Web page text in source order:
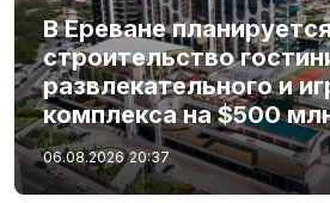
В Ереване
строительство
развлекательного и
комплекса на $500
06.08.2026 20:37